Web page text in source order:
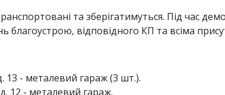
та зберігатимуться. Під час
благоустрою, відповідного КП та всіма
13 - металевий гараж (3 шт.).
12 - металевий гараж.